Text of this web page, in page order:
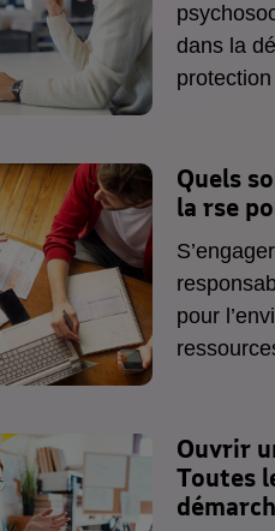
dans la
Quels
la rse
pour
votre
Ouvrir
Toutes